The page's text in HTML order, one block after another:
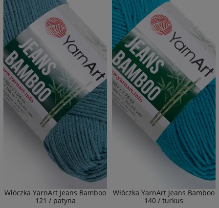
Włóczka YarnArt Jeans Bamboo
121 / patyna
Włóczka YarnArt Jeans Bamboo
140 / turkus